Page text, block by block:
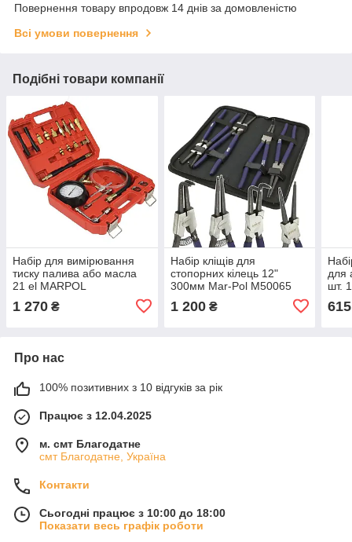
Повернення товару впродовж 14 днів за домовленістю
Всі умови повернення
Подібні товари компанії
Набір для вимірювання
тиску палива або масла
21 el MARPOL
1 270 ₴
Набір кліщів для
стопорних кілець 12"
300мм Mar-Pol M50065
1 200₴
для
шт.
615
Про нас
100% позитивних з 10 відгуків за рік
Працює з 12.04.2025
м. смт Благодатне
смт Благодатне, Україна
Контакти
Сьогодні працює з 10:00 до 18:00
Показати весь графік роботи